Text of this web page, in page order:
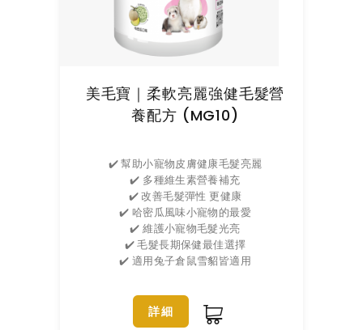
美毛寶｜柔軟亮麗強健毛髮營
養配方 (MG10)
✔️ 幫助小寵物皮膚健康毛髮亮麗
✔️ 多種維生素營養補充
✔️ 改善毛髮彈性 更健康
✔️ 哈密瓜風味小寵物的最愛
✔️ 維護小寵物毛髮光亮
✔️ 毛髮長期保健最佳選擇
✔️ 適用兔子倉鼠雪貂皆適用
詳細